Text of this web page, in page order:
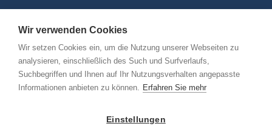
Nachhaltigkeit
CMS und UMS - Richtlinien
Impressum
Datenschutz
Wir verwenden Cookies
Wir setzen Cookies ein, um die Nutzung unserer Webseiten zu
analysieren, einschließlich des Such und Surfverlaufs,
Suchbegriffen und Ihnen auf Ihr Nutzungsverhalten angepasste
Informationen anbieten zu können. Erfahren Sie mehr
Einstellungen